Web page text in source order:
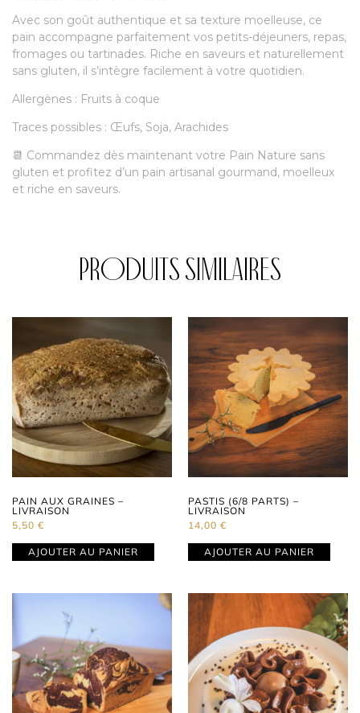
Avec son goût authentique et sa texture moelleuse, ce
pain accompagne parfaitement vos petits-déjeuners, repas,
fromages ou tartinades. Riche en saveurs et naturellement
sans gluten, il s’intègre facilement à votre quotidien.
Allergènes : Fruits à coque
Traces possibles : Œufs, Soja, Arachides
📆 Commandez dès maintenant votre Pain Nature sans
gluten et profitez d’un pain artisanal gourmand, moelleux
et riche en saveurs.
Produits similaires
PAIN AUX GRAINES –
LIVRAISON
5,50 €
AJOUTER AU PANIER
PASTIS (6/8 PARTS) –
LIVRAISON
14,00 €
AJOUTER AU PANIER